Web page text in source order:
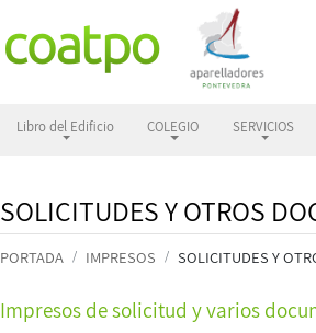
Libro del Edificio COLEGIO SERVICIOS
SOLICITUDES Y OTROS
PORTADA IMPRESOS SOLICITUDES Y
Impresos de solicitud y varios